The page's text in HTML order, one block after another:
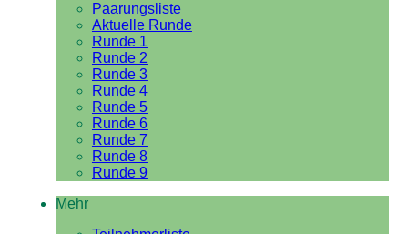
Paarungsliste
Aktuelle Runde
Runde 1
Runde 2
Runde 3
Runde 4
Runde 5
Runde 6
Runde 7
Runde 8
Runde 9
Mehr